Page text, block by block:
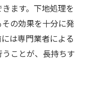
ます。下地処理を
の効果を十分に発
は専門業者による
ことが、長持ちす